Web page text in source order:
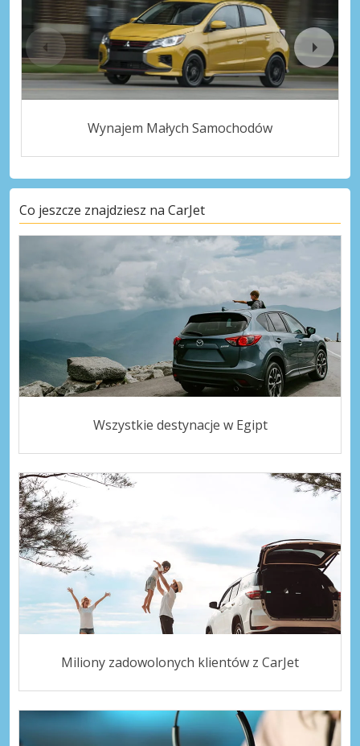
Wynajem Małych Samochodów
Co jeszcze znajdziesz na CarJet
Wszystkie destynacje w Egipt
Miliony zadowolonych klientów z CarJet